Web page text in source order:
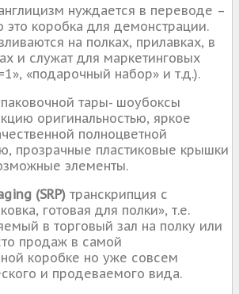
нуждается в переводе –
это коробка для демонстрации.
на полках, прилавках, в
и служат для маркетинговых
«подарочный набор» и т.д.).
тары- шоубоксы
оригинальностью, яркое
полноцветной
прозрачные пластиковые крышки
элементы.
(SRP) транскрипция с
готовая для полки», т.е.
в торговый зал на полку или
продаж в самой
коробке но уже совсем
и продеваемого вида.